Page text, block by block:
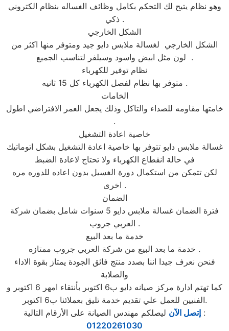
وهو نظام يتيح لك التحكم بكامل وظائف الغساله بنظام الكتروني
ذكي .
الشكل الخارجي
الشكل الخارجي لغسالة ملابس دايو جيد ومتوفر منها اكثر من
لون مثل ابيض واسود وسيلفر لتناسب الجميع .
نظام توفير للكهرباء
متوفر بها نظام لفصل الكهرباء كل 15 ثانيه .
الخامات
خامتها مقاومه للصداء والتاكل وذلك يجعل العمر الافتراضي اطول
.
خاصية اعادة التشغيل
غسالة ملابس دايو تتوفر بها خاصية اعادة التشغيل بشكل اتوماتيك
في حالة انقطاع الكهرباء ولا تحتاج لاعادة الضبط
لكن تتمكن من استكمال دورة الغسيل بدون اعاده للدوره مره
اخرى .
الضمان
فترة الضمان غسالة ملابس دايو 5 سنوات شامل بضمان شركة
العربي جروب .
خدمة ما بعد البيع
خدمة ما بعد البيع من شركة العربي جروب ممتازه .
فنحن نعرف جيدا اننا بصدد منتج فائق الجودة يمتاز بقوة الاداء
والصلابة
كما تهتم ادارة مركز صيانه دايو ب6 اكتوبر بأنتقاء امهر 6 اكتوبر و
الفنيين للعمل علي تقديم خدمة تليق بعملائنا ب6 اكتوبر.
إتصل الآن ليصلكم مهندس الصيانة على الأرقام التالية :
01220261030